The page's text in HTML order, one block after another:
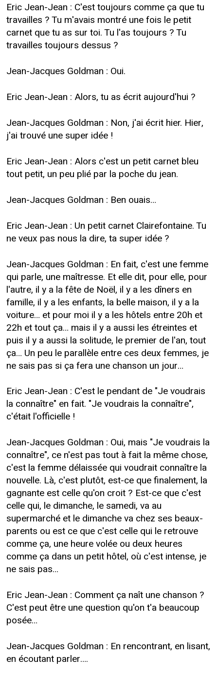
Eric Jean-Jean : C'est toujours comme ça que tu
travailles ? Tu m'avais montré une fois le petit
carnet que tu as sur toi. Tu l'as toujours ? Tu
travailles toujours dessus ?
Jean-Jacques Goldman : Oui.
Eric Jean-Jean : Alors, tu as écrit aujourd'hui ?
Jean-Jacques Goldman : Non, j'ai écrit hier. Hier,
j'ai trouvé une super idée !
Eric Jean-Jean : Alors c'est un petit carnet bleu
tout petit, un peu plié par la poche du jean.
Jean-Jacques Goldman : Ben ouais…
Eric Jean-Jean : Un petit carnet Clairefontaine. Tu
ne veux pas nous la dire, ta super idée ?
Jean-Jacques Goldman : En fait, c'est une femme
qui parle, une maîtresse. Et elle dit, pour elle, pour
l'autre, il y a la fête de Noël, il y a les dîners en
famille, il y a les enfants, la belle maison, il y a la
voiture… et pour moi il y a les hôtels entre 20h et
22h et tout ça… mais il y a aussi les étreintes et
puis il y a aussi la solitude, le premier de l'an, tout
ça… Un peu le parallèle entre ces deux femmes, je
ne sais pas si ça fera une chanson un jour…
Eric Jean-Jean : C'est le pendant de "Je voudrais
la connaître" en fait. "Je voudrais la connaître",
c'était l'officielle !
Jean-Jacques Goldman : Oui, mais "Je voudrais la
connaître", ce n'est pas tout à fait la même chose,
c'est la femme délaissée qui voudrait connaître la
nouvelle. Là, c'est plutôt, est-ce que finalement, la
gagnante est celle qu'on croit ? Est-ce que c'est
celle qui, le dimanche, le samedi, va au
supermarché et le dimanche va chez ses beaux-
parents ou est ce que c'est celle qui le retrouve
comme ça, une heure volée ou deux heures
comme ça dans un petit hôtel, où c'est intense, je
ne sais pas…
Eric Jean-Jean : Comment ça naît une chanson ?
C'est peut être une question qu'on t'a beaucoup
posée…
Jean-Jacques Goldman : En rencontrant, en lisant,
en écoutant parler….